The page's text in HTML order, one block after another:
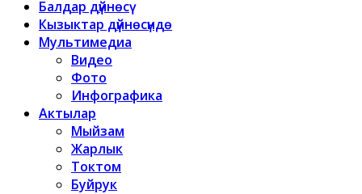
Балдар дүйнөсү
Кызыктар дүйнөсүндө
Мультимедиа
Видео
Фото
Инфографика
Актылар
Мыйзам
Жарлык
Токтом
Буйрук